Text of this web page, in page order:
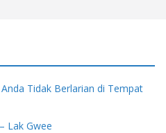
Tidak Berlarian di Tempat
Lak Gwee